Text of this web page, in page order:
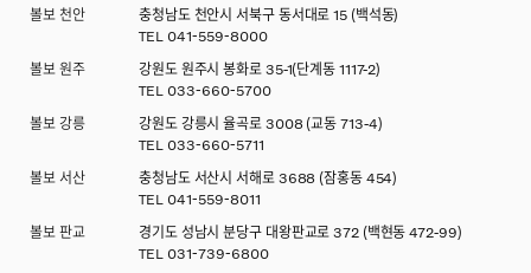
볼보 천안
충청남도 천안시 서북구 동서대로 15 (백석동)
TEL 041-559-8000
볼보 원주
강원도 원주시 봉화로 35-1(단계동 1117-2)
TEL 033-660-5700
볼보 강릉
강원도 강릉시 율곡로 3008 (교동 713-4)
TEL 033-660-5711
볼보 서산
충청남도 서산시 서해로 3688 (잠홍동 454)
TEL 041-559-8011
볼보 판교
경기도 성남시 분당구 대왕판교로 372 (백현동 472-99)
TEL 031-739-6800